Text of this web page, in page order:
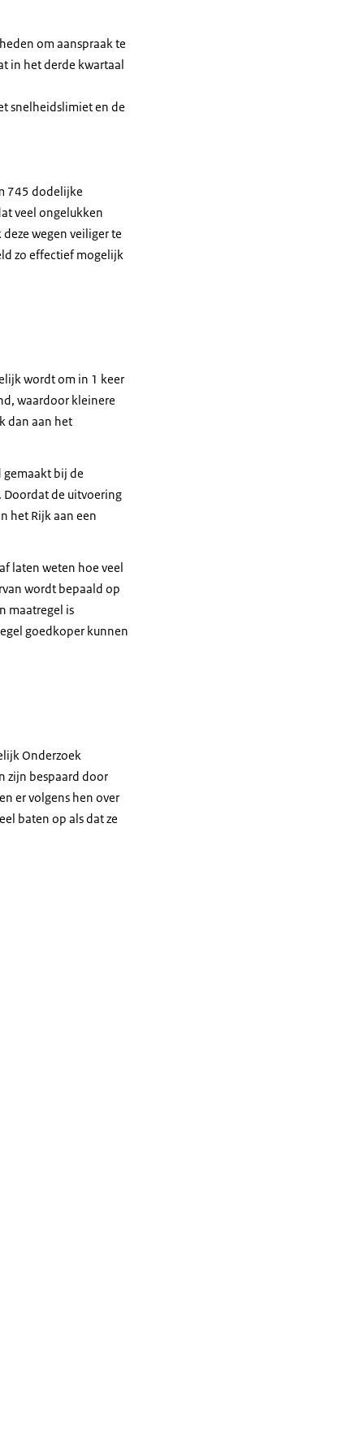
om aanspraak te
in het derde kwartaal
snelheidslimiet en de
745 dodelijke
veel ongelukken
wegen veiliger te
zo effectief mogelijk
wordt om in 1 keer
waardoor kleinere
dan aan het
gemaakt bij de
Doordat de uitvoering
het Rijk aan een
laten weten hoe veel
wordt bepaald op
maatregel is
goedkoper kunnen
Onderzoek
zijn bespaard door
er volgens hen over
baten op als dat ze